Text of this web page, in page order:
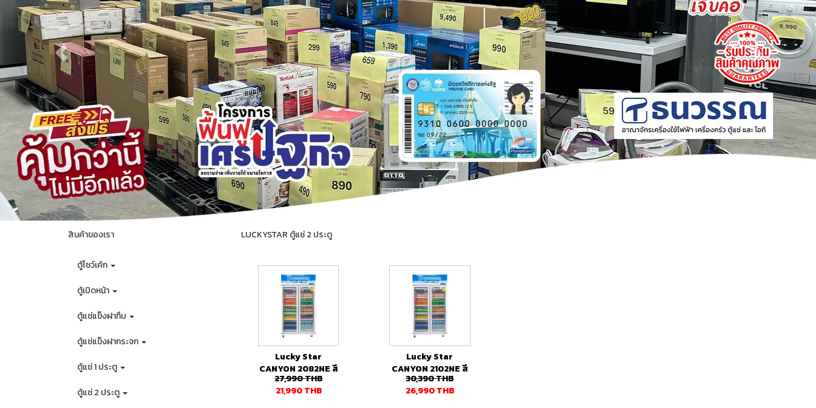
สินค้าของเรา
ตู้โชว์เค้ก
ตู้เปิดหน้า
ตู้แช่แข็งฝาทึบ
ตู้แช่แข็งฝากระจก
ตู้แช่ 1 ประตู
ตู้แช่ 2 ประตู
LUCKYSTAR ตู้แช่ 2 ประตู
Lucky Star
CANYON 2082NE สี
ขาว 2 ประตู
27,990THB
21,990THB
Lucky Star
CANYON 2102NE สี
ขาว 2 ประตู
30,390THB
26,990THB